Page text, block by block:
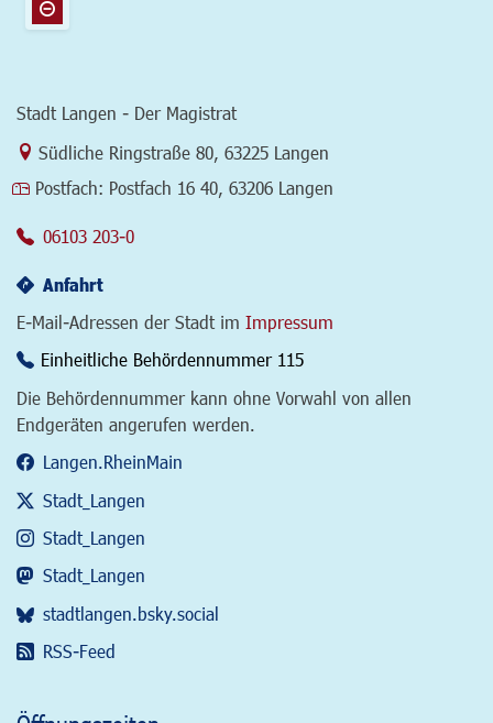
Stadt Langen - Der Magistrat
Link zur Google-Maps Navigation
Südliche Ringstraße 80 63225 Langen
Postfach: Postfach 16 40, 63206 Langen
06103 203-0
Anfahrt
E-Mail-Adressen der Stadt im Impressum
Einheitliche Behördennummer 115
Die Behördennummer kann ohne Vorwahl von allen
Endgeräten angerufen werden.
Langen.RheinMain
Stadt_Langen
Stadt_Langen
Stadt_Langen
stadtlangen.bsky.social
RSS-Feed